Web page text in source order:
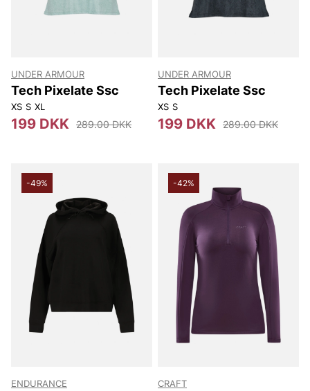
UNDER ARMOUR
Tech Pixelate Ssc
XS S XL
199 DKK 289.00 DKK
UNDER ARMOUR
Tech Pixelate Ssc
XS S
199 DKK 289.00 DKK
-49%
ENDURANCE
-42%
CRAFT